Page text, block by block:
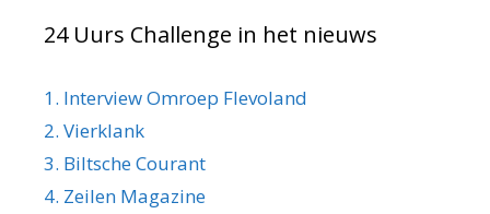
24 Uurs Challenge in het nieuws
1. Interview Omroep Flevoland
2. Vierklank
3. Biltsche Courant
4. Zeilen Magazine